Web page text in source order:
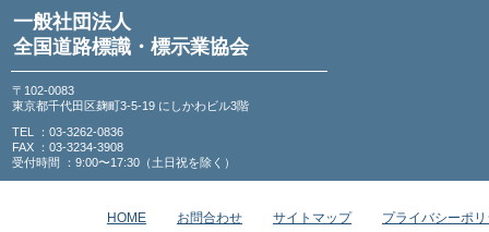
一般社団法人
全国道路標識・標示業協会
〒102-0083
東京都千代田区麹町3-5-19 にしかわビル3階
TEL ：03-3262-0836
FAX ：03-3234-3908
受付時間 ：9:00〜17:30（土日祝を除く）
HOME お問合わせ サイトマップ プライバシーポ